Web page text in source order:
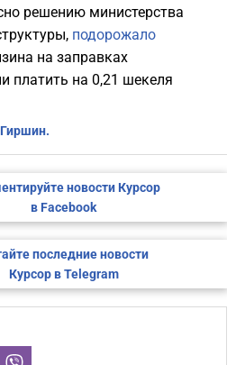
решению министерства
подорожало
на заправках
платить на 0,21 шекеля
новости Курсор
в Facebook
последние новости
Курсор в Telegram